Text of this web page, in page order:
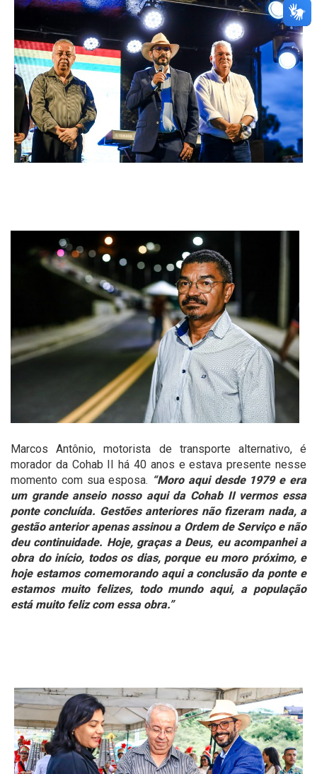
Marcos Antônio, motorista de transporte alternativo, é
morador da Cohab II há 40 anos e estava presente nesse
momento com sua esposa. “Moro aqui desde 1979 e era
um grande anseio nosso aqui da Cohab II vermos essa
ponte concluída. Gestões anteriores não fizeram nada, a
gestão anterior apenas assinou a Ordem de Serviço e não
deu continuidade. Hoje, graças a Deus, eu acompanhei a
obra do início, todos os dias, porque eu moro próximo, e
hoje estamos comemorando aqui a conclusão da ponte e
estamos muito felizes, todo mundo aqui, a população
está muito feliz com essa obra.”